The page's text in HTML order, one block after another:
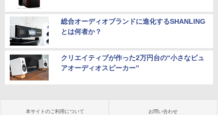
総合オーディオブランドに進化するSHANLING
とは何者か？
クリエイティブが作った2万円台の“小さなピュ
アオーディオスピーカー”
本サイトのご利用について お問い合わせ